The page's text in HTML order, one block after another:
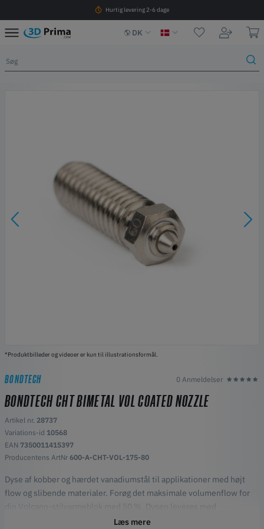
Hurtig levering 2-6 dage
DK
*Produktbilleder og videoer er kun til illustrationsformål.
BONDTECH 0 Anmeldelser
BONDTECH CHT BIMETAL VOL COATED NOZZLE
Artikel nr. 28737
Variations-id 10568
EAN 7350011415397
Producentens ArtNr 600-A-CHT-VOL-175-80
Dyse af kobber og hærdet vanadiumstål til applikationer med højt
flow og slibende materialer. Forøg det maksimale volumenflow for
din Volcano-stilvarmeblok med 50 %. Dysen leveres med
Læs mere